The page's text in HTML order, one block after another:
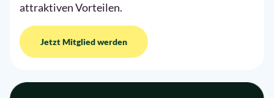
attraktiven Vorteilen.
Jetzt Mitglied werden